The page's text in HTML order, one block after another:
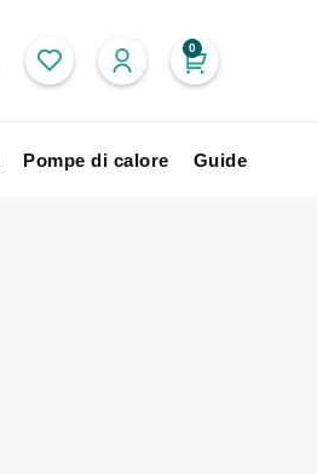
0
Pompe di calore Guide